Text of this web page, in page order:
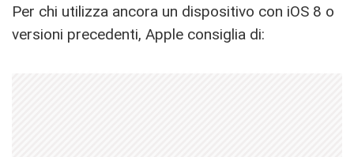
Per chi utilizza ancora un dispositivo con iOS 8 o
versioni precedenti, Apple consiglia di: